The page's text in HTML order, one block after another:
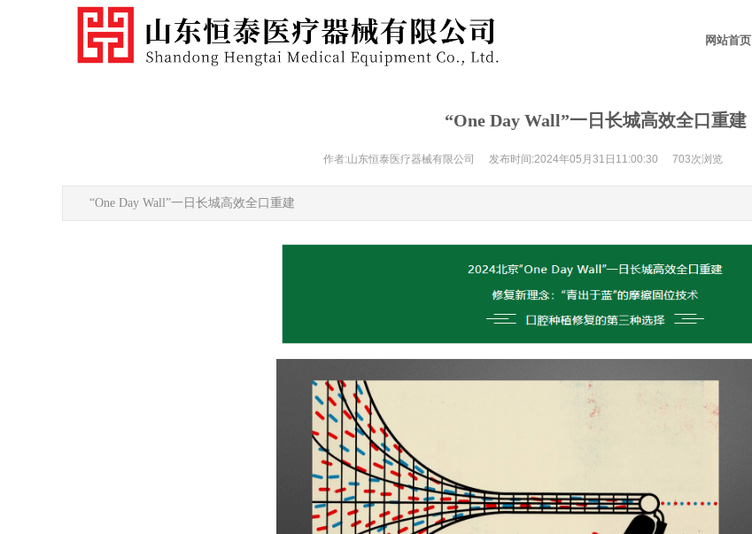
网站首页
“One Day Wall”一日长城高效全口重建
作者:山东恒泰医疗器械有限公司 发布时间:2024年05月31日11:00:30 703次浏览
“One Day Wall”一日长城高效全口重建